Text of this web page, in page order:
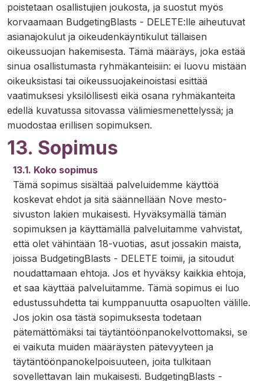
poistetaan osallistujien joukosta, ja suostut myös
korvaamaan BudgetingBlasts - DELETE:lle aiheutuvat
asianajokulut ja oikeudenkäyntikulut tällaisen
oikeussuojan hakemisesta. Tämä määräys, joka estää
sinua osallistumasta ryhmäkanteisiin: ei luovu mistään
oikeuksistasi tai oikeussuojakeinoistasi esittää
vaatimuksesi yksilöllisesti eikä osana ryhmäkanteita
edellä kuvatussa sitovassa välimiesmenettelyssä; ja
muodostaa erillisen sopimuksen.
13. Sopimus
13.1. Koko sopimus
Tämä sopimus sisältää palveluidemme käyttöä
koskevat ehdot ja sitä säännellään Nove mesto-
sivuston lakien mukaisesti. Hyväksymällä tämän
sopimuksen ja käyttämällä palveluitamme vahvistat,
että olet vähintään 18-vuotias, asut jossakin maista,
joissa BudgetingBlasts - DELETE toimii, ja sitoudut
noudattamaan ehtoja. Jos et hyväksy kaikkia ehtoja,
et saa käyttää palveluitamme. Tämä sopimus ei luo
edustussuhdetta tai kumppanuutta osapuolten välille.
Jos jokin osa tästä sopimuksesta todetaan
pätemättömäksi tai täytäntöönpanokelvottomaksi, se
ei vaikuta muiden määräysten pätevyyteen ja
täytäntöönpanokelpoisuuteen, joita tulkitaan
sovellettavan lain mukaisesti. BudgetingBlasts -